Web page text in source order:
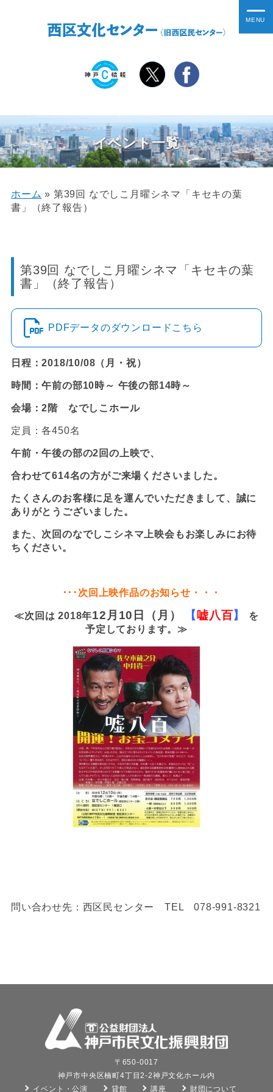
イベント一覧
ホーム » 第39回 なでしこ月曜シネマ「キセキの葉
書」（終了報告）
第39回 なでしこ月曜シネマ「キセキの葉
書」（終了報告）
PDFデータのダウンロードこちら
日程：2018/10/08（月・祝）
時間：午前の部10時～ 午後の部14時～
会場：2階 なでしこホール
定員：各450名
午前・午後の部の2回の上映で、
合わせて614名の方がご来場くださいました。
たくさんのお客様に足を運んでいただきまして、誠に
ありがとうございました。
また、次回のなでしこシネマ上映会もお楽しみにお待
ちください。
･･･次回上映作品のお知らせ・・・
≪次回は 2018年12月10日（月） 【嘘八百】
を
予定しております。≫
問い合わせ先：西区民センター TEL 078-991-8321
〒650-0017
神戸市中央区楠町4丁目2-2神戸文化ホール内
イベント・公演
貸館 講座 財団について